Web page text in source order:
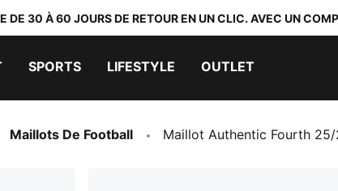
DE 30 À 60 JOURS DE RETOUR EN UN CLIC. AVEC UN
SPORTS LIFESTYLE OUTLET
Maillots De Football Maillot Authentic Fourth